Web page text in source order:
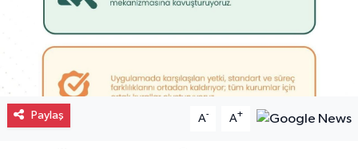
Paylaş A- A+